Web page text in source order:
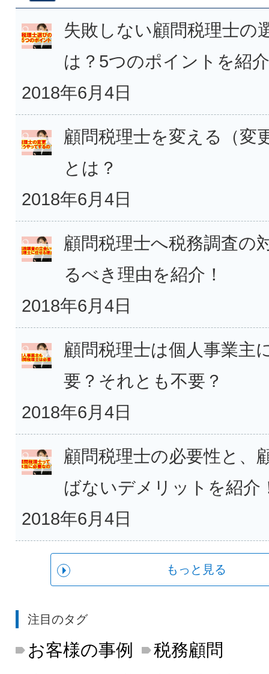
失敗しない顧問税理士の
は？5つのポイントを紹
2018年6月4日
顧問税理士を変える（変
とは？
2018年6月4日
顧問税理士へ税務調査の
るべき理由を紹介！
2018年6月4日
顧問税理士は個人事業主
要？それとも不要？
2018年6月4日
顧問税理士の必要性と、
ばないデメリットを紹介
2018年6月4日
もっと見る
注目のタグ
お客様の事例
税務顧問